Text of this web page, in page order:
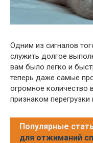
Одним из сигналов
служить долгое
вам было легко и
теперь даже самые
огромное количество
признаком перегрузки
Популярные
для отжиманий